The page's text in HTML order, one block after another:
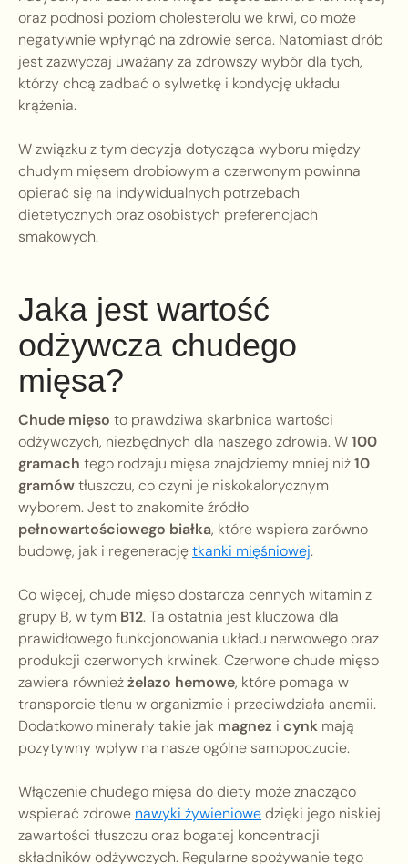
oraz podnosi poziom cholesterolu we krwi, co może
negatywnie wpłynąć na zdrowie serca. Natomiast drób
jest zazwyczaj uważany za zdrowszy wybór dla tych,
którzy chcą zadbać o sylwetkę i kondycję układu
krążenia.
W związku z tym decyzja dotycząca wyboru między
chudym mięsem drobiowym a czerwonym powinna
opierać się na indywidualnych potrzebach
dietetycznych oraz osobistych preferencjach
smakowych.
Jaka jest wartość
odżywcza chudego
mięsa?
Chude mięso to prawdziwa skarbnica wartości
odżywczych, niezbędnych dla naszego zdrowia. W100
gramach tego rodzaju mięsa znajdziemy mniej niż10
gramówtłuszczu, co czyni je niskokalorycznym
wyborem. Jest to znakomite źródło
pełnowartościowego białka, które wspiera zarówno
budowę, jak i regeneracjętkanki mięśniowej.
Co więcej, chude mięso dostarcza cennych witamin z
grupy B, w tym B12. Ta ostatnia jest kluczowa dla
prawidłowego funkcjonowania układu nerwowego oraz
produkcji czerwonych krwinek. Czerwone chude mięso
zawiera równieżżelazo hemowe, które pomaga w
transporcie tlenu w organizmie i przeciwdziała anemii.
Dodatkowo minerały takie jak magnez i cynk mają
pozytywny wpływ na nasze ogólne samopoczucie.
Włączenie chudego mięsa do diety może znacząco
wspierać zdrowe nawyki żywieniowedzięki jego niskiej
zawartości tłuszczu oraz bogatej koncentracji
składników odżywczych. Regularne spożywanie tego